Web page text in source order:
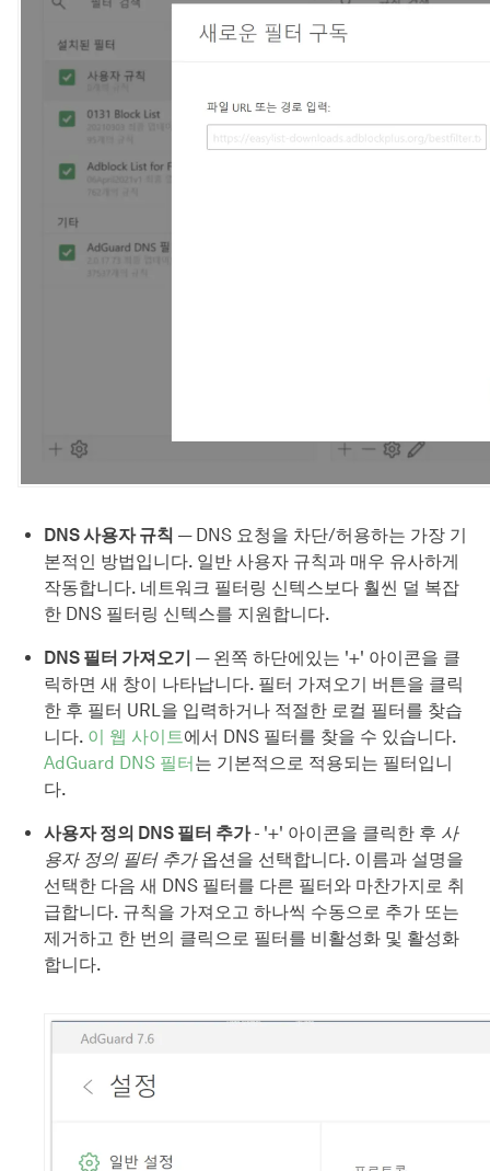
DNS 사용자 규칙 — DNS 요청을 차단/허용하는 가장 기
본적인 방법입니다. 일반 사용자 규칙과 매우 유사하게
작동합니다. 네트워크 필터링 신텍스보다 훨씬 덜 복잡
한 DNS 필터링 신텍스를 지원합니다.
DNS 필터 가져오기 — 왼쪽 하단에있는 '+' 아이콘을 클
릭하면 새 창이 나타납니다. 필터 가져오기 버튼을 클릭
한 후 필터 URL을 입력하거나 적절한 로컬 필터를 찾습
니다. 이 웹 사이트에서 DNS 필터를 찾을 수 있습니다.
AdGuard DNS 필터 는 기본적으로 적용되는 필터입니
다.
사용자 정의 DNS 필터 추가- '+' 아이콘을 클릭한 후 사
용자 정의 필터 추가옵션을 선택합니다. 이름과 설명을
선택한 다음 새 DNS 필터를 다른 필터와 마찬가지로 취
급합니다. 규칙을 가져오고 하나씩 수동으로 추가 또는
제거하고 한 번의 클릭으로 필터를 비활성화 및 활성화
합니다.